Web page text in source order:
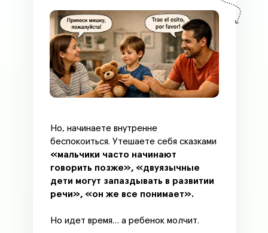
Но, начинаете внутренне
беспокоиться. Утешаете себя сказками
«мальчики часто начинают
говорить позже», «двуязычные
дети могут запаздывать в развитии
речи», «он же все понимает».
Но идет время… а ребенок молчит.